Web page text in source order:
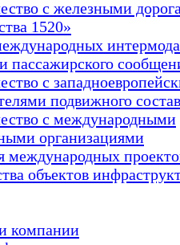
с железными
1520»
пассажирского
с
подвижного
с международными
организациями
международных
объектов
компании